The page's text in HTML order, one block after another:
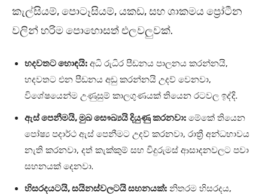
කැල්සියම්, පොටෑසියම්, යකඩ, සහ ශාකමය ප්‍රෝටීන
වලින් හරිම පොහොසත් එලවලුවක්.
හදවතට හොඳයි: අධි රුධිර පීඩනය පාලනය කරන්නයි,
හදවතට එන පීඩනය අඩු කරන්නයි උදව් වෙනවා,
විශේෂයෙන්ම උණුසුම් කාලගුණයක් තියෙන රටවල ඉද්දි.
ඇස් පෙනීමයි, මුඛ සෞඛ්‍යයි දියුණු කරනවා: මේකේ තියෙන
පෝෂ්‍ය පදාර්ථ ඇස් පෙනීමට උදව් කරනවා, රාත්‍රී අන්ධභාවය
නැති කරනවා, දත් කැක්කුම් සහ විදුරුමස් ආසාදනවලට පවා
සහනයක් දෙනවා.
හිසරදයටයි, සයිනස්වලටයි සහනයක්: නිතරම හිසරදය,